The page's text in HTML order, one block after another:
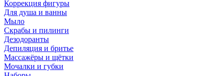
Коррекция фигуры
Для душа и ванны
Мыло
Скрабы и пилинги
Дезодоранты
Депиляция и бритье
Массажёры и щётки
Мочалки и губки